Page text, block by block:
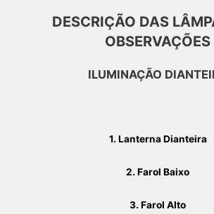
DESCRIÇÃO DAS
OBSERVAÇÕES
ILUMINAÇÃO
1. Lanterna Dianteira
2. Farol Baixo
3. Farol Alto